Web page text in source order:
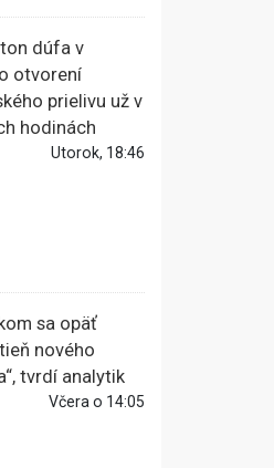
dúfa v
otvorení
prielivu už v
hodinách
Utorok, 18:46
sa opäť
nového
tvrdí analytik
Včera o 14:05